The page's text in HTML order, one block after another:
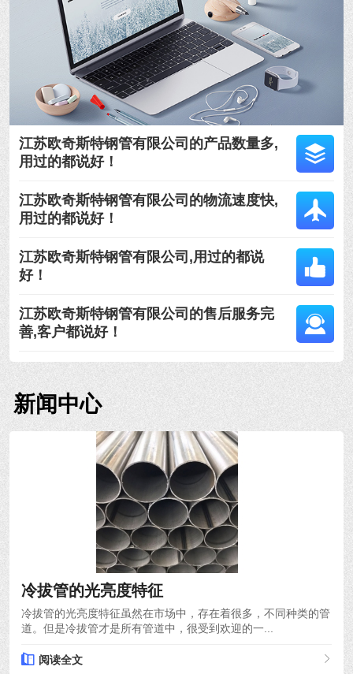
江苏欧奇斯特钢管有限公司的产品数量多,
用过的都说好！
江苏欧奇斯特钢管有限公司的物流速度快,
用过的都说好！
江苏欧奇斯特钢管有限公司,用过的都说
好！
江苏欧奇斯特钢管有限公司的售后服务完
善,客户都说好！
新闻中心
冷拔管的光亮度特征
冷拔管的光亮度特征虽然在市场中，存在着很多，不同种类的管
道。但是冷拔管才是所有管道中，很受到欢迎的一...
阅读全文